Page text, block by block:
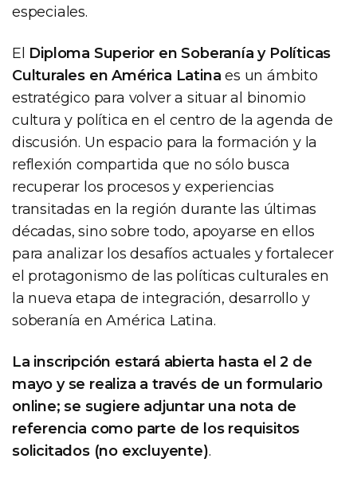
especiales.
El Diploma Superior en Soberanía y Políticas
Culturales en América Latina es un ámbito
estratégico para volver a situar al binomio
cultura y política en el centro de la agenda de
discusión. Un espacio para la formación y la
reflexión compartida que no sólo busca
recuperar los procesos y experiencias
transitadas en la región durante las últimas
décadas, sino sobre todo, apoyarse en ellos
para analizar los desafíos actuales y fortalecer
el protagonismo de las políticas culturales en
la nueva etapa de integración, desarrollo y
soberanía en América Latina.
La inscripción estará abierta hasta el 2 de
mayo y se realiza a través de un formulario
online; se sugiere adjuntar una nota de
referencia como parte de los requisitos
solicitados (no excluyente).